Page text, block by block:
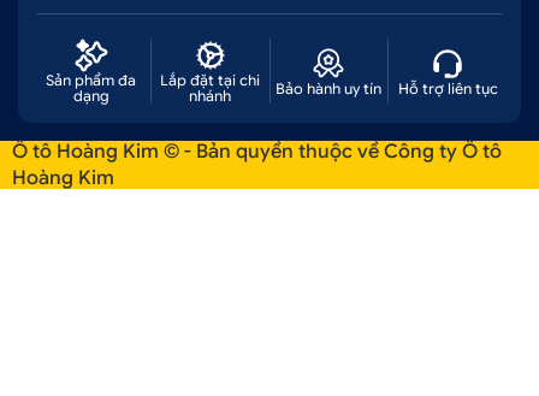
Sản phẩm đa
dạng
Lắp đặt tại chi
nhánh
Bảo hành uy tín Hỗ trợ liên tục
Ô tô Hoàng Kim © - Bản quyền thuộc về Công ty Ô tô
Hoàng Kim